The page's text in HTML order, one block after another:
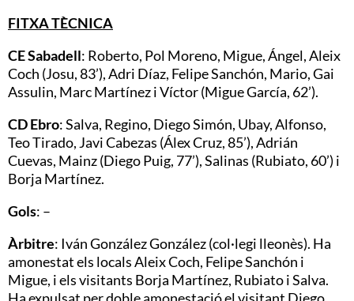
FITXA TÈCNICA
CE Sabadell: Roberto, Pol Moreno, Migue, Ángel, Aleix
Coch (Josu, 83’), Adri Díaz, Felipe Sanchón, Mario, Gai
Assulin, Marc Martínez i Víctor (Migue García, 62’).
CD Ebro: Salva, Regino, Diego Simón, Ubay, Alfonso,
Teo Tirado, Javi Cabezas (Álex Cruz, 85’), Adrián
Cuevas, Mainz (Diego Puig, 77’), Salinas (Rubiato, 60’) i
Borja Martínez.
Gols: –
Àrbitre: Iván González González (col·legi lleonès). Ha
amonestat els locals Aleix Coch, Felipe Sanchón i
Migue, i els visitants Borja Martínez, Rubiato i Salva.